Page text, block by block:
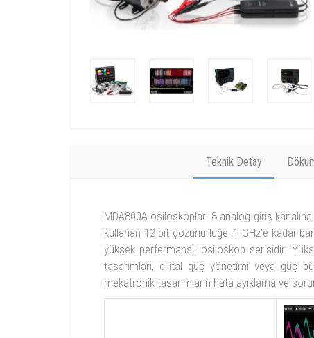
Teknik Detay
MDA800A osiloskopları 8 analog giriş
kullanan 12 bit çözünürlüğe, 1 GHz'e kadar
yüksek perfermanslı osiloskop serisidir.
tasarımları, dijital güç yönetimi veya güç
mekatronik tasarımların hata ayıklama ve